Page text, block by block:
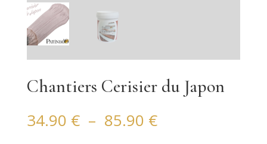
Chantiers Cerisier du Japon
34.90 € – 85.90 €Plage
de